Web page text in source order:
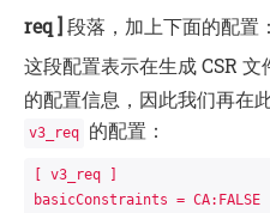
req ]段落，加上下面的配置：
这段配置表示在生成 CSR 文
的配置信息，因此我们再在
v3_req 的配置：
[ v3_req ]
basicConstraints = CA:FALSE